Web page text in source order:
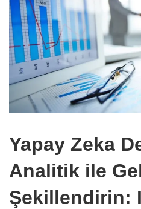
Yapay Zeka
Analitik ile
Şekillendirin: